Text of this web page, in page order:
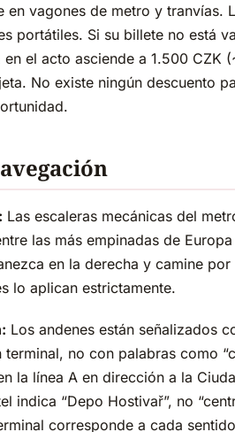
en vagones de metro y tranvías.
portátiles. Si su billete no está
el acto asciende a 1.500 CZK
No existe ningún descuento
Las escaleras mecánicas del
las más empinadas de
en la derecha y camine por
lo aplican estrictamente.
Los andenes están señalizados
no con palabras como
la línea A en dirección a la
indica “Depo Hostivař”, no
corresponde a cada